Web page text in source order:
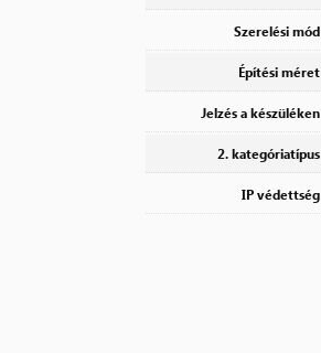
Szerelési mód
Építési méret
Jelzés a készüléken
2. kategóriatípus
IP védettség